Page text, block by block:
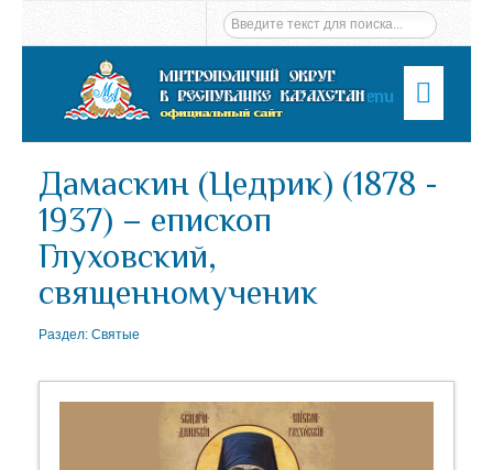
Menu
Дамаскин (Цедрик) (1878 -
1937) – епископ
Глуховский,
священномученик
Раздел: Святые